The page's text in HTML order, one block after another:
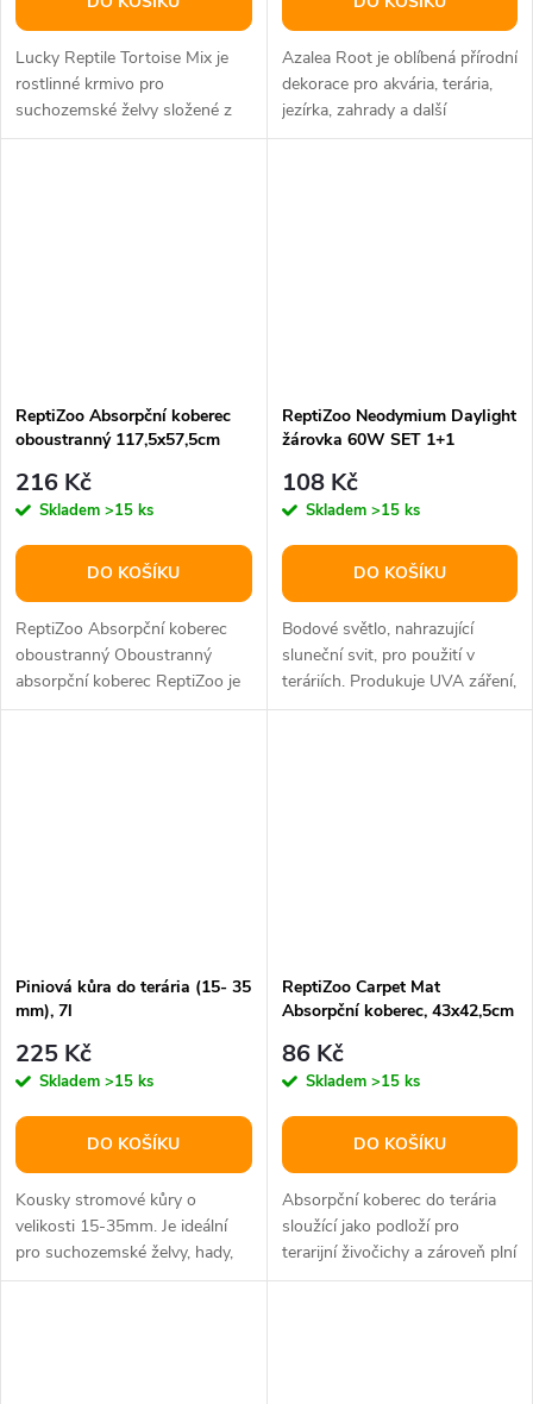
Lucky Reptile Tortoise Mix je
rostlinné krmivo pro
suchozemské želvy složené z
lisovaných granulí z lučního
Azalea Root je oblíbená přírodní
dekorace pro akvária, terária,
jezírka, zahrady a další
designové nebo chovatelské...
ReptiZoo Absorpční koberec
oboustranný 117,5x57,5cm
216 Kč
Skladem >15 ks
DO KOŠÍKU
ReptiZoo Absorpční koberec
oboustranný Oboustranný
absorpční koberec ReptiZoo je
praktickým a hygienickým
ReptiZoo Neodymium Daylight
žárovka 60W SET 1+1
108 Kč
Skladem >15 ks
DO KOŠÍKU
Bodové světlo, nahrazující
sluneční svit, pro použití v
teráriích. Produkuje UVA záření,
vytváří a udržuje světelný a...
Piniová kůra do terária (15- 35
mm), 7l
225 Kč
Skladem >15 ks
DO KOŠÍKU
Kousky stromové kůry o
velikosti 15-35mm. Je ideální
pro suchozemské želvy, hady,
ještěry, gekony, varany a jiné. •...
ReptiZoo Carpet Mat
Absorpční koberec, 43x42,5cm
86 Kč
Skladem >15 ks
DO KOŠÍKU
Absorpční koberec do terária
sloužící jako podloží pro
terarijní živočichy a zároveň plní
funkci pohlcovače nečistot...